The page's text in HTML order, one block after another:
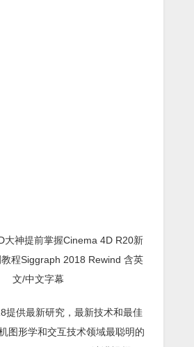
大神提前掌握Cinema 4D R20新
程Siggraph 2018 Rewind 含英
文/中文字幕
提供最新研究，最新技术和最佳
图形学和交互技术领域最聪明的